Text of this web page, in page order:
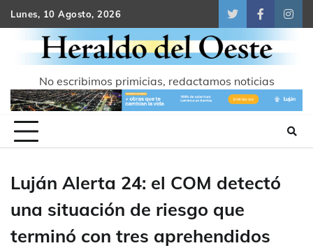
Skip
to
content
Lunes, 10 Agosto, 2026
TwitterFacebook
No escribimos primicias, redactamos noticias
Luján Alerta 24: el COM detectó
una situación de riesgo que
terminó con tres aprehendidos